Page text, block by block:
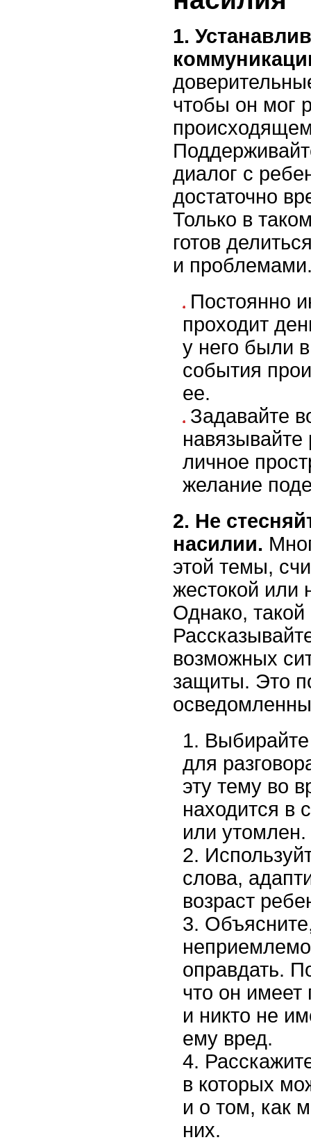
1.
чтобы он мог
диалог с
достаточно
Только в
готов
и
Постоянно
проходит
у него были
события
ее.
Задавайте
навязывайте
личное
желание
2. Не
насилии.
этой темы,
жестокой или
Однако,
возможных
защиты. Это
для
эту тему во
находится в
или утомлен.
слова,
возраст
оправдать.
что он имеет
и никто не
ему вред.
в которых
и о том, как
них.